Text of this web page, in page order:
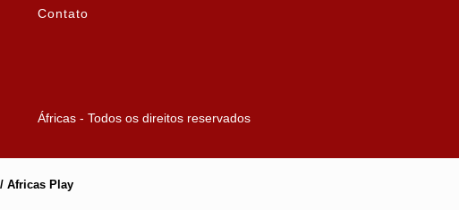
Contato
Áfricas - Todos os direitos reservados
/ Africas Play